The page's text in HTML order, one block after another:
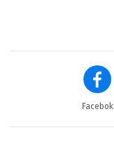
Facebok